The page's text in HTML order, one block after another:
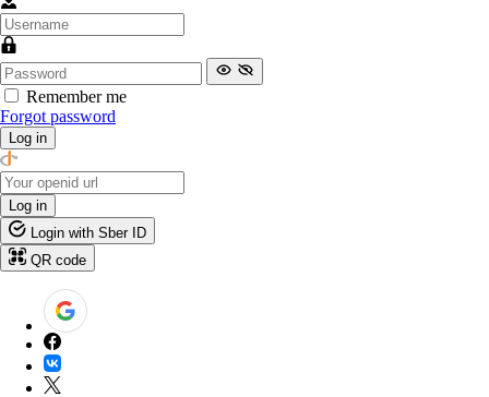
Remember me
Forgot password
Log in
Log in
Login with Sber ID
QR code